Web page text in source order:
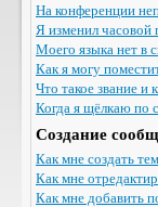
На конференции
Я изменил часовой
Моего языка нет в
Как я могу
Что такое звание и
Когда я щёлкаю по
Создание
Как мне создать
Как мне
Как мне добавить